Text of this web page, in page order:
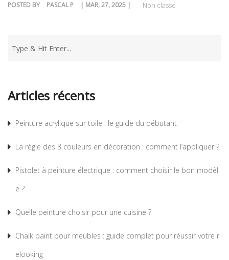
POSTED BY PASCAL P | MAR, 27, 2025 | Non classé
Articles récents
Peinture acrylique sur toile : le guide du débutant
La règle des 3 couleurs en décoration : comment l’appliquer ?
Pistolet à peinture électrique : comment choisir le bon modèl
e ?
Quelle peinture choisir pour une cuisine ?
Chalk paint pour meubles : guide complet pour réussir votre r
elooking